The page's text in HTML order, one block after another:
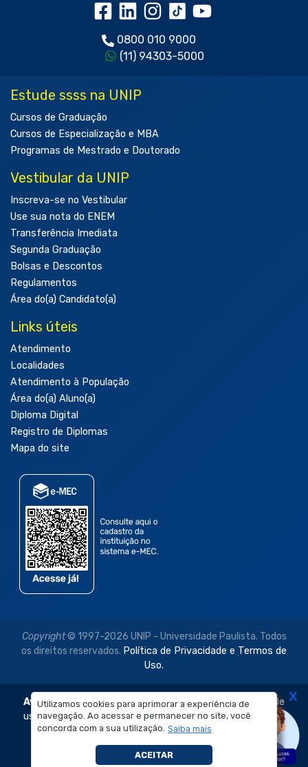
Utilizamos cookies para aprimorar a experiência de
navegação. Ao acessar e permanecer no site, você
concorda com a sua utilização. Saiba mais
ACEITAR
0800 010 9000
(11) 94303-5000
Estude ssss na UNIP
Cursos de Graduação
Cursos de Especialização e MBA
Programas de Mestrado e Doutorado
Vestibular da UNIP
Inscreva-se no Vestibular
Use sua nota do ENEM
Transferência Imediata
Segunda Graduação
Bolsas e Descontos
Regulamentos
Área do(a) Candidato(a)
Links úteis
Atendimento
Localidades
Atendimento à População
Área do(a) Aluno(a)
Diploma Digital
Registro de Diplomas
Mapa do site
Copyright© 1997-2026 UNIP - Universidade Paulista. Todos
os direitos reservados. Política de Privacidade e Termos de
Uso.
Aviso Legal: As imagens disponibilizadas neste site são de
uso exclusivo institucional do Sistema de Ensino Objetivo e
da Universidade Paulista – UNIP.
É proibida a reprodução, utilização, edição ou
compartilhamento sem autorização prévia e expressa.
X